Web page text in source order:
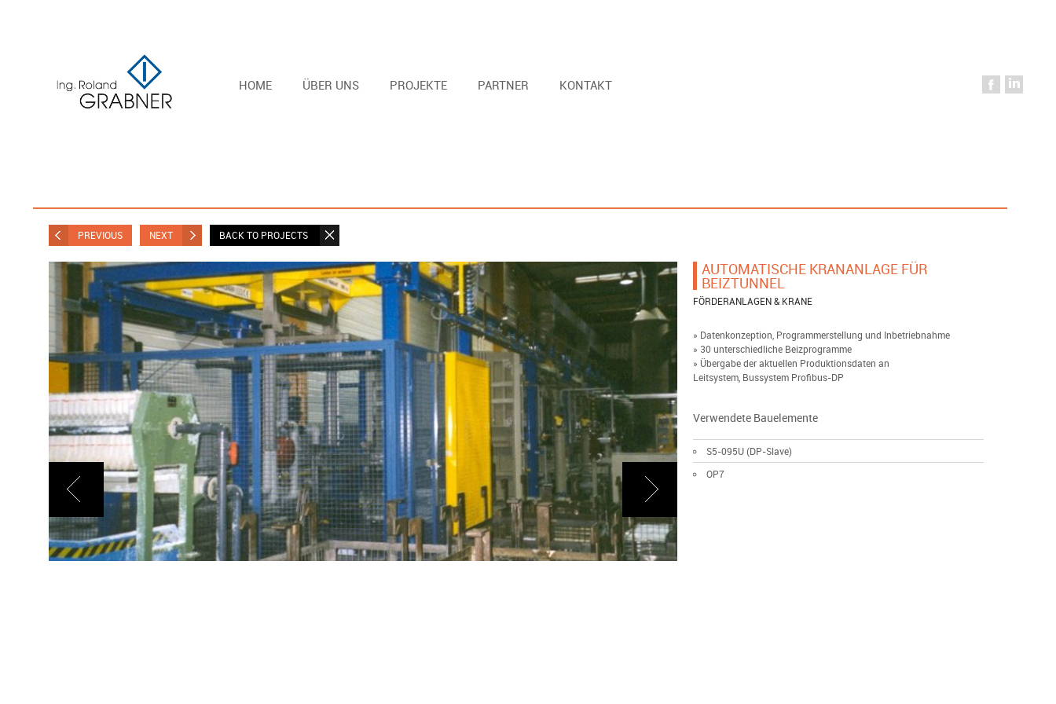
HOME ÜBER UNS PROJEKTE PARTNER KONTAKT
PREVIOUS NEXT BACK TO PROJECTS
AUTOMATISCHE KRANANLAGE FÜR
BEIZTUNNEL
FÖRDERANLAGEN & KRANE
» Datenkonzeption, Programmerstellung und Inbetriebnahme
» 30 unterschiedliche Beizprogramme
» Übergabe der aktuellen Produktionsdaten an
Leitsystem, Bussystem Profibus-DP
Verwendete Bauelemente
S5-095U (DP-Slave)
OP7